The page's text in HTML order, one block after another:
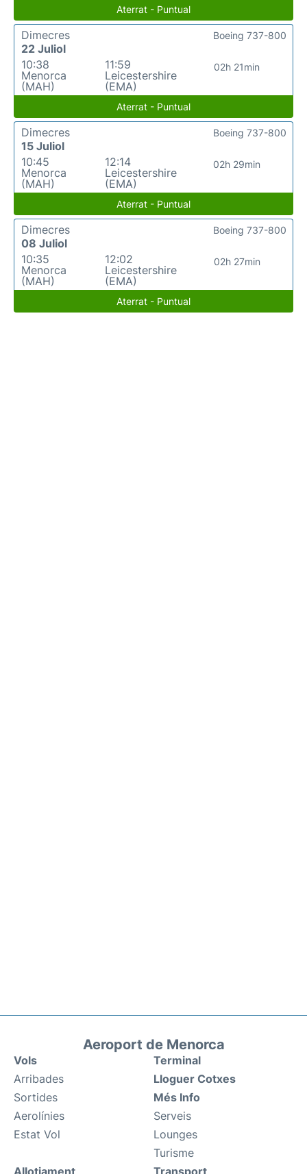
Aterrat - Puntual
Dimecres
22 Juliol
10:38
Menorca
(MAH)
11:59
Leicestershire
(EMA)
02h 21min
Boeing 737-800
Aterrat - Puntual
Dimecres
15 Juliol
10:45
Menorca
(MAH)
12:14
Leicestershire
(EMA)
02h 29min
Boeing 737-800
Aterrat - Puntual
Dimecres
08 Juliol
10:35
Menorca
(MAH)
12:02
Leicestershire
(EMA)
02h 27min
Boeing 737-800
Aterrat - Puntual
Aeroport de Menorca
Vols
Arribades
Sortides
Aerolínies
Estat Vol
Terminal
Lloguer Cotxes
Més Info
Serveis
Lounges
Turisme
Allotjament
Transport